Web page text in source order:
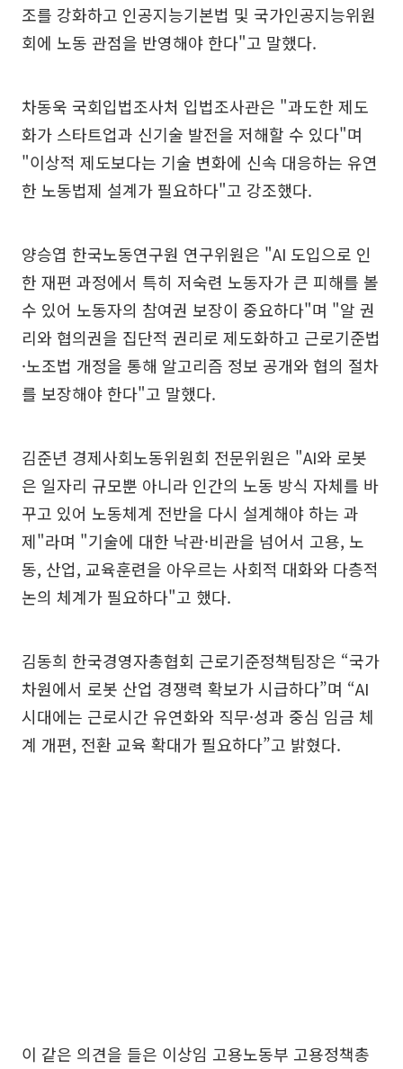
조를 강화하고 인공지능기본법 및 국가인공지능위원
회에 노동 관점을 반영해야 한다"고 말했다.
차동욱 국회입법조사처 입법조사관은 "과도한 제도
화가 스타트업과 신기술 발전을 저해할 수 있다"며
"이상적 제도보다는 기술 변화에 신속 대응하는 유연
한 노동법제 설계가 필요하다"고 강조했다.
양승엽 한국노동연구원 연구위원은 "AI 도입으로 인
한 재편 과정에서 특히 저숙련 노동자가 큰 피해를 볼
수 있어 노동자의 참여권 보장이 중요하다"며 "알 권
리와 협의권을 집단적 권리로 제도화하고 근로기준법
·노조법 개정을 통해 알고리즘 정보 공개와 협의 절차
를 보장해야 한다"고 말했다.
김준년 경제사회노동위원회 전문위원은 "AI와 로봇
은 일자리 규모뿐 아니라 인간의 노동 방식 자체를 바
꾸고 있어 노동체계 전반을 다시 설계해야 하는 과
제"라며 "기술에 대한 낙관·비관을 넘어서 고용, 노
동, 산업, 교육훈련을 아우르는 사회적 대화와 다층적
논의 체계가 필요하다"고 했다.
김동희 한국경영자총협회 근로기준정책팀장은 “국가
차원에서 로봇 산업 경쟁력 확보가 시급하다”며 “AI
시대에는 근로시간 유연화와 직무·성과 중심 임금 체
계 개편, 전환 교육 확대가 필요하다”고 밝혔다.
이 같은 의견을 들은 이상임 고용노동부 고용정책총